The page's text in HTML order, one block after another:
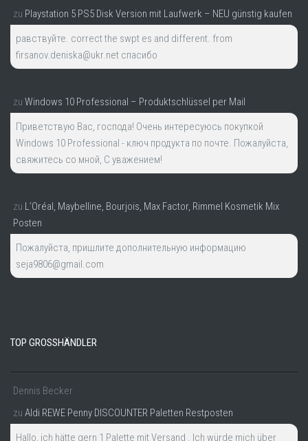
zu Playstation 5 PS5 Disk Version mit Laufwerk – NEU günstig kaufen
равствуйте. correct the swpt es and different. from
firsanov.deniska@ukr.net спасибо
zu Windows 10 Professional – Produktschlüssel per Mail
Приветствую Вас, господа! Очень интересуюсь покупкой
Windows 10 Professional - ключ продукта по почте. Пожалуйста,
свяжитесь со мной, С уважением!
zu L’Oréal, Maybelline, Bourjois, Max Factor, Rimmel Kosmetik Mix
Posten
Пожалуйста, пришлите дополнительную информацию
seja9806@gmail.com
TOP GROSSHÄNDLER
Dennis Becker
zu Aldi REWE Penny DISCOUNTER Paletten Restposten
Hallo, ich hätte gern 1 Palette mit Versand . Ich würde mich über